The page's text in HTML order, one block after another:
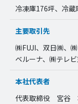
冷凍庫176坪、冷
主要取引先
㈱FUJI、双日㈱、
ベルーナ、㈱テレ
本社代表者
代表取締役 宮谷